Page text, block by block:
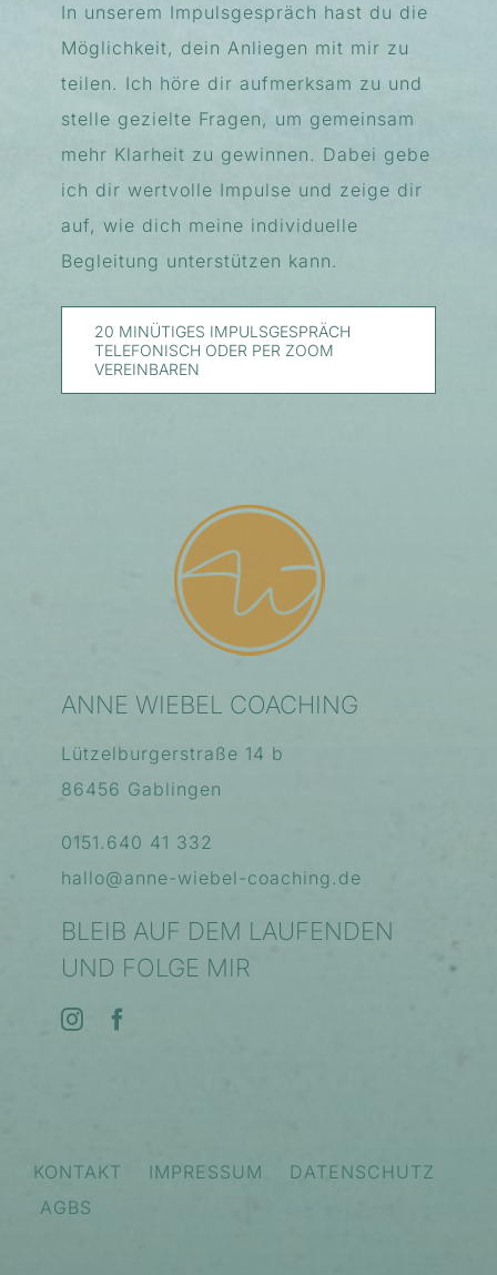
In unserem Impulsgespräch hast du die
Möglichkeit, dein Anliegen mit mir zu
teilen. Ich höre dir aufmerksam zu und
stelle gezielte Fragen, um gemeinsam
mehr Klarheit zu gewinnen. Dabei gebe
ich dir wertvolle Impulse und zeige dir
auf, wie dich meine individuelle
Begleitung unterstützen kann.
20 MINÜTIGES IMPULSGESPRÄCH
TELEFONISCH ODER PER ZOOM
VEREINBAREN
ANNE WIEBEL COACHING
Lützelburgerstraße 14 b
86456 Gablingen
0151.640 41 332
hallo@anne-wiebel-coaching.de
BLEIB AUF DEM LAUFENDEN
UND FOLGE MIR
KONTAKT IMPRESSUM
DATENSCHUTZ
AGBS